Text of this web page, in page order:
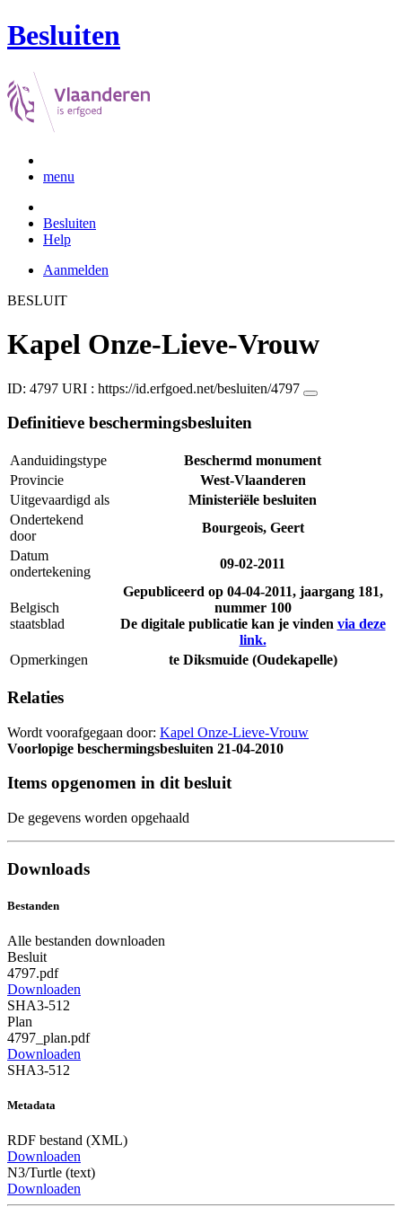
Besluiten
menu
Besluiten
Help
Aanmelden
BESLUIT
Kapel Onze-Lieve-Vrouw
ID: 4797 URI : https://id.erfgoed.net/besluiten/4797
Definitieve beschermingsbesluiten
Aanduidingstype
Beschermd monument
Provincie
West-Vlaanderen
Uitgevaardigd als
Ministeriële besluiten
Ondertekend
door
Bourgeois, Geert
Datum
ondertekening
09-02-2011
Belgisch
staatsblad
Gepubliceerd op 04-04-2011, jaargang 181,
nummer 100
De digitale publicatie kan je vinden via deze
link.
Opmerkingen
te Diksmuide (Oudekapelle)
Relaties
Wordt voorafgegaan door: Kapel Onze-Lieve-Vrouw
Voorlopige beschermingsbesluiten 21-04-2010
Items opgenomen in dit besluit
De gegevens worden opgehaald
Downloads
Bestanden
Alle bestanden downloaden
Besluit
4797.pdf
Downloaden
SHA3-512
Plan
4797_plan.pdf
Downloaden
SHA3-512
Metadata
RDF bestand (XML)
Downloaden
N3/Turtle (text)
Downloaden